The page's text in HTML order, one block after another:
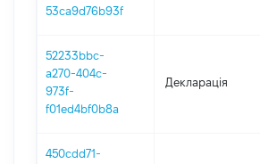
53ca9d76b93f
52233bbc-
a270-404c-
973f-
f01ed4bf0b8a
Декларація
450cdd71-